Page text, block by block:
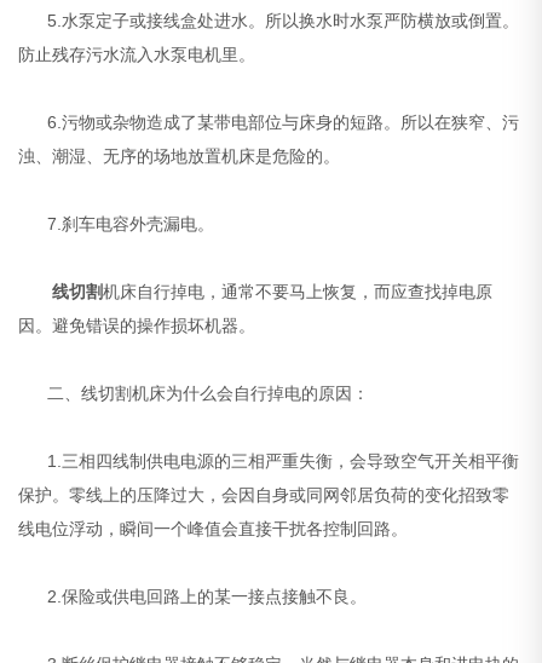
5.水泵定子或接线盒处进水。所以换水时水泵严防横放或倒置。
防止残存污水流入水泵电机里。
6.污物或杂物造成了某带电部位与床身的短路。所以在狭窄、污
浊、潮湿、无序的场地放置机床是危险的。
7.刹车电容外壳漏电。
线切割机床自行掉电，通常不要马上恢复，而应查找掉电原
因。避免错误的操作损坏机器。
二、线切割机床为什么会自行掉电的原因：
1.三相四线制供电电源的三相严重失衡，会导致空气开关相平衡
保护。零线上的压降过大，会因自身或同网邻居负荷的变化招致零
线电位浮动，瞬间一个峰值会直接干扰各控制回路。
2.保险或供电回路上的某一接点接触不良。